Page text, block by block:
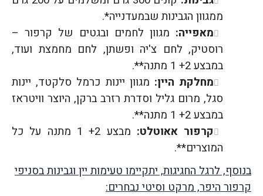
ממגוון הגבינות שבמעדנייה*.
מאפייה: מגוון לחמים ובגטים של קרפור –
רוסטיק, לחם צ'יה ופשתן, לחם מחמצת ועוד,
במבצע 2+ 1 מתנה**.
מחלקת היין: מגוון יינות כרמל סלקטד, יינות
סגל, מרום גליל וסדרת רזרב ברקן, היוצר וויטראז
במבצע 2+ 1 מתנה**.
קרפור אאוטלט:
מבצע 2+ 1 מתנה על כל
המוצרים**.
בנוסף, לרגל החגיגות, יתקיימו טעימות יין וגבינות בסניפי
קרפור היפר, מרקט וסיטי נבחרים: